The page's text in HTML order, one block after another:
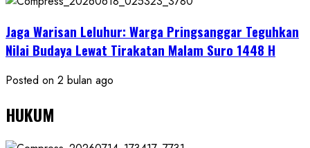
Jaga Warisan Leluhur: Warga Pringsanggar Teguhkan
Nilai Budaya Lewat Tirakatan Malam Suro 1448 H
Posted on 2 bulan ago
HUKUM